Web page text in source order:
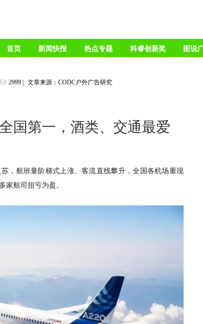
首页 新闻快报 热点专题 科睿创新奖 图说
2999 | 文章来源：CODC户外广告研究
国第一，酒类、交通最爱
，航班量阶梯式上涨、客流直线攀升，全国各机场重现
家航司扭亏为盈。